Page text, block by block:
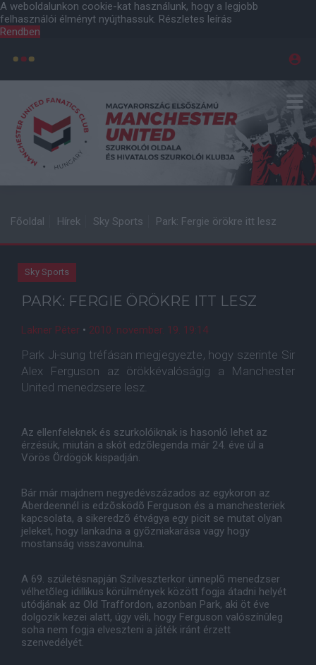
A weboldalunkon cookie-kat használunk, hogy a legjobb
felhasználói élményt nyújthassuk. Részletes leírás
Rendben
Főoldal Hírek Sky Sports Park: Fergie örökre itt lesz
Sky Sports
PARK: FERGIE ÖRÖKRE ITT LESZ
Lakner Péter • 2010. november. 19. 19:14
Park Ji-sung tréfásan megjegyezte, hogy szerinte Sir
Alex Ferguson az örökkévalóságig a Manchester
United menedzsere lesz.
Az ellenfeleknek és szurkolóiknak is hasonló lehet az
érzésük, miután a skót edzõlegenda már 24. éve ül a
Vörös Ördögök kispadján.
Bár már majdnem negyedévszázados az egykoron az
Aberdeennél is edzõsködõ Ferguson és a manchesteriek
kapcsolata, a sikeredzõ étvágya egy picit se mutat olyan
jeleket, hogy lankadna a gyõzniakarása vagy hogy
mostanság visszavonulna.
A 69. születésnapján Szilveszterkor ünneplõ menedzser
vélhetõleg idillikus körülmények között fogja átadni helyét
utódjának az Old Traffordon, azonban Park, aki öt éve
dolgozik kezei alatt, úgy véli, hogy Ferguson valószínûleg
soha nem fogja elveszteni a játék iránt érzett
szenvedélyét.